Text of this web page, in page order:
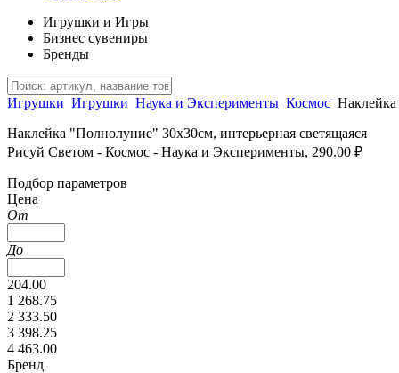
Игрушки и Игры
Бизнес сувениры
Бренды
Игрушки Игрушки Наука и Эксперименты Космос Наклейка
Наклейка "Полнолуние" 30х30см, интерьерная светящаяся
Рисуй Светом - Космос - Наука и Эксперименты, 290.00 ₽
Подбор параметров
Цена
От
До
204.00
1 268.75
2 333.50
3 398.25
4 463.00
Бренд